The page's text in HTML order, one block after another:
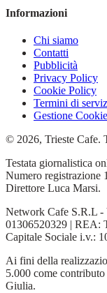
Informazioni
Chi siamo
Contatti
Pubblicità
Privacy Policy
Cookie Policy
Termini di
Gestione Cookie
© 2026, Trieste Cafe.
Testata giornalistica
Numero registrazione
Direttore Luca Marsi.
Network Cafe S.R.L -
01306520329 | REA:
Capitale Sociale i.v.:
Ai fini della
5.000 come
Giulia.